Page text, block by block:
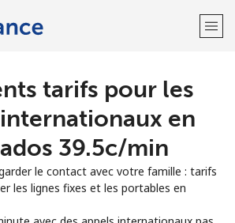
Bienvenue!
un compte?
S'enregistrer avec
tarifs pour les
en
⁦39.5c⁩/min
le contact avec votre famille : tarifs
les lignes fixes et les portables en